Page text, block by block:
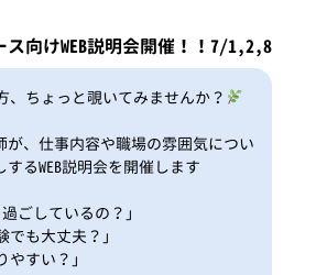
ス向けWEB説明会開催！！7/1,2,8
、ちょっと覗いてみませんか？
が、仕事内容や職場の雰囲気につい
るWEB説明会を開催します
ごしているの？」
でも大丈夫？」
やすい？」